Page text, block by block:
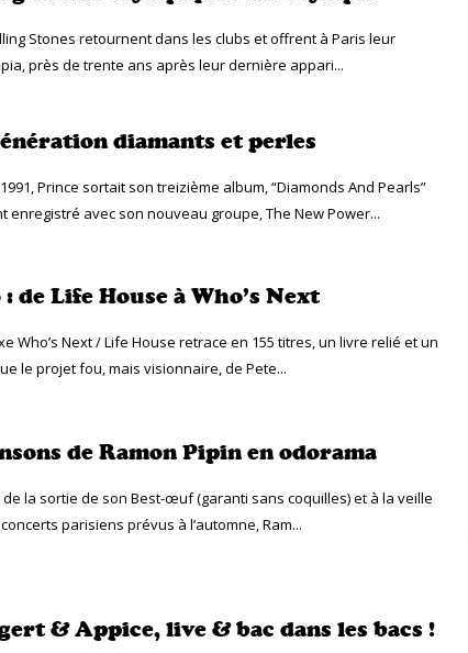
Stones retournent dans les clubs et offrent à Paris leur
près de trente ans après leur dernière appari...
diamants et perles
Prince sortait son treizième album, “Diamonds And Pearls”
enregistré avec son nouveau groupe, The New Power...
de Life House à Who’s Next
Who’s Next / Life House retrace en 155 titres, un livre relié et un
le projet fou, mais visionnaire, de Pete...
de Ramon Pipin en odorama
la sortie de son Best-œuf (garanti sans coquilles) et à la veille
parisiens prévus à l’automne, Ram...
& Appice, live & bac dans les bacs !